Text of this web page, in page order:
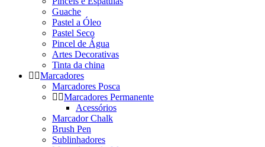
Guache
Pastel a Óleo
Pastel Seco
Pincel de Água
Artes Decorativas
Tinta da china
Marcadores
Marcadores Posca
Marcadores Permanente
Acessórios
Marcador Chalk
Brush Pen
Sublinhadores